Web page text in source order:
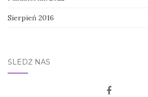
Sierpień 2016
ŚLEDŹ NAS